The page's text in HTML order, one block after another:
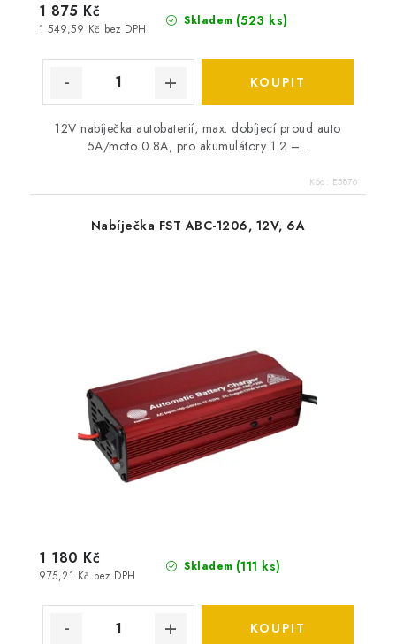
Skladem (523 ks)
1 549,59 Kč bez DPH
1 875 Kč
12V nabíječka autobaterií, max. dobíjecí proud auto
5A/moto 0.8A, pro akumulátory 1.2 –...
Kód: E5876
Nabíječka FST ABC-1206, 12V, 6A
Skladem (111 ks)
975,21 Kč bez DPH
1 180 Kč